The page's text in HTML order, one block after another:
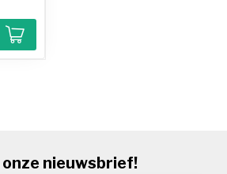
nieuwsbrief!